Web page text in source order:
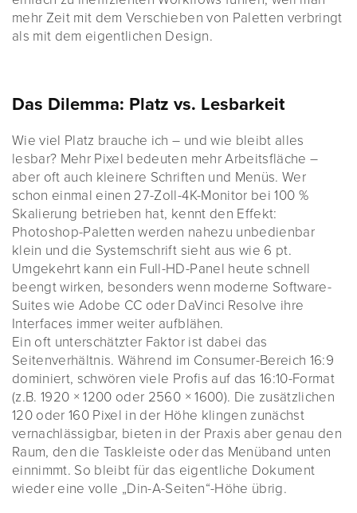
mehr Zeit mit dem Verschieben von Paletten verbringt
als mit dem eigentlichen Design.
Das Dilemma: Platz vs. Lesbarkeit
Wie viel Platz brauche ich – und wie bleibt alles
lesbar? Mehr Pixel bedeuten mehr Arbeitsfläche –
aber oft auch kleinere Schriften und Menüs. Wer
schon einmal einen 27-Zoll-4K-Monitor bei 100 %
Skalierung betrieben hat, kennt den Effekt:
Photoshop-Paletten werden nahezu unbedienbar
klein und die Systemschrift sieht aus wie 6 pt.
Umgekehrt kann ein Full-HD-Panel heute schnell
beengt wirken, besonders wenn moderne Software-
Suites wie Adobe CC oder DaVinci Resolve ihre
Interfaces immer weiter aufblähen.
Ein oft unterschätzter Faktor ist dabei das
Seitenverhältnis. Während im Consumer-Bereich 16:9
dominiert, schwören viele Profis auf das 16:10-Format
(z.B. 1920 × 1200 oder 2560 × 1600). Die zusätzlichen
120 oder 160 Pixel in der Höhe klingen zunächst
vernachlässigbar, bieten in der Praxis aber genau den
Raum, den die Taskleiste oder das Menüband unten
einnimmt. So bleibt für das eigentliche Dokument
wieder eine volle „Din-A-Seiten“-Höhe übrig.